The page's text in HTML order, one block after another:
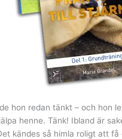
hon redan tänkt – och hon
henne. Tänk! Ibland är
kändes så himla roligt att få